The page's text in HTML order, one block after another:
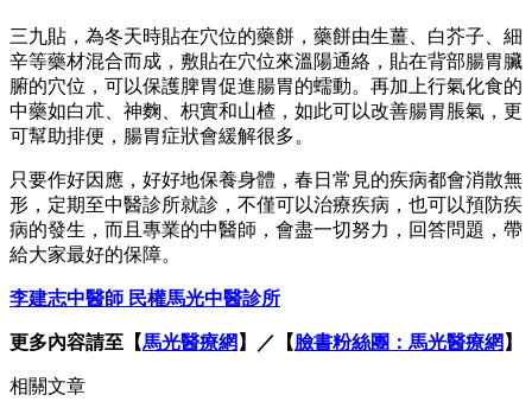
三九貼，為冬天時貼在穴位的藥餅，藥餅由生薑、白芥子、細
辛等藥材混合而成，敷貼在穴位來溫陽通絡，貼在背部腸胃臟
腑的穴位，可以保護脾胃促進腸胃的蠕動。再加上行氣化食的
中藥如白朮、神麴、枳實和山楂，如此可以改善腸胃脹氣，更
可幫助排便，腸胃症狀會緩解很多。
只要作好因應，好好地保養身體，春日常見的疾病都會消散無
形，定期至中醫診所就診，不僅可以治療疾病，也可以預防疾
病的發生，而且專業的中醫師，會盡一切努力，回答問題，帶
給大家最好的保障。
李建志中醫師 民權馬光中醫診所
更多內容請至【馬光醫療網 】／【臉書粉絲團：馬光醫療網 】
相關文章